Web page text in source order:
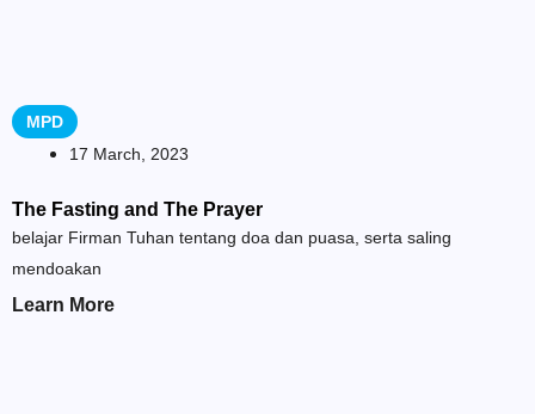
MPD
17 March, 2023
The Fasting and The Prayer
belajar Firman Tuhan tentang doa dan puasa, serta saling
mendoakan
Learn More